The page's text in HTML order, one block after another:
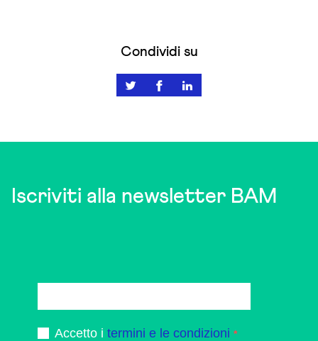
Condividi su
Iscriviti alla newsletter BAM
Accetto i termini e le condizioni